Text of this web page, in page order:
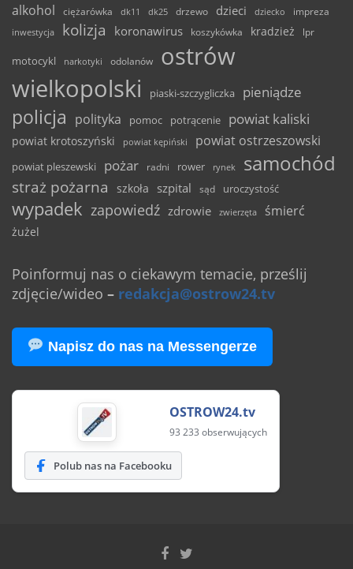
alkohol ciężarówka dk11 dk25 drzewo dzieci dziecko
impreza
inwestycja
kolizja koronawirus koszykówka kradzież lpr
motocykl narkotyki odolanów
ostrów
wielkopolski
piaski-szczygliczka pieniądze
policja polityka pomoc potrącenie powiat kaliski
powiat krotoszyński powiat kępiński powiat ostrzeszowski
powiat pleszewski pożar radni rower rynek samochód
straż pożarna szkoła szpital sąd uroczystość
wypadek zapowiedź zdrowie zwierzęta śmierć
żużel
Poinformuj nas o ciekawym temacie, prześlij
zdjęcie/wideo – redakcja@ostrow24.tv
Napisz do nas na Messengerze
OSTROW24.tv
93 233 obserwujących
Polub nas na Facebooku